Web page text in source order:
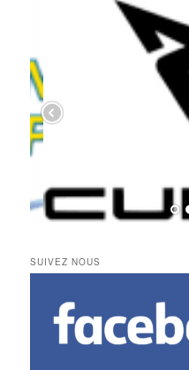
SUIVEZ NOUS